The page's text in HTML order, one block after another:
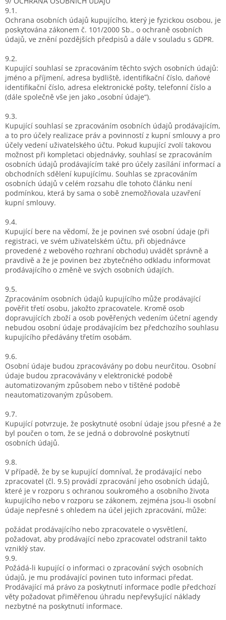
9.1.
Ochrana osobních údajů kupujícího, který je fyzickou osobou, je
poskytována zákonem č. 101/2000 Sb., o ochraně osobních
údajů, ve znění pozdějších předpisů a dále v souladu s GDPR.
9.2.
Kupující souhlasí se zpracováním těchto svých osobních údajů:
jméno a příjmení, adresa bydliště, identifikační číslo, daňové
identifikační číslo, adresa elektronické pošty, telefonní číslo a
(dále společně vše jen jako „osobní údaje“).
9.3.
Kupující souhlasí se zpracováním osobních údajů prodávajícím,
a to pro účely realizace práv a povinností z kupní smlouvy a pro
účely vedení uživatelského účtu. Pokud kupující zvolí takovou
možnost při kompletaci objednávky, souhlasí se zpracováním
osobních údajů prodávajícím také pro účely zasílání informací a
obchodních sdělení kupujícímu. Souhlas se zpracováním
osobních údajů v celém rozsahu dle tohoto článku není
podmínkou, která by sama o sobě znemožňovala uzavření
kupní smlouvy.
9.4.
Kupující bere na vědomí, že je povinen své osobní údaje (při
registraci, ve svém uživatelském účtu, při objednávce
provedené z webového rozhraní obchodu) uvádět správně a
pravdivě a že je povinen bez zbytečného odkladu informovat
prodávajícího o změně ve svých osobních údajích.
9.5.
Zpracováním osobních údajů kupujícího může prodávající
pověřit třetí osobu, jakožto zpracovatele. Kromě osob
dopravujících zboží a osob pověřených vedením účetní agendy
nebudou osobní údaje prodávajícím bez předchozího souhlasu
kupujícího předávány třetím osobám.
9.6.
Osobní údaje budou zpracovávány po dobu neurčitou. Osobní
údaje budou zpracovávány v elektronické podobě
automatizovaným způsobem nebo v tištěné podobě
neautomatizovaným způsobem.
9.7.
Kupující potvrzuje, že poskytnuté osobní údaje jsou přesné a že
byl poučen o tom, že se jedná o dobrovolné poskytnutí
osobních údajů.
9.8.
V případě, že by se kupující domníval, že prodávající nebo
zpracovatel (čl. 9.5) provádí zpracování jeho osobních údajů,
které je v rozporu s ochranou soukromého a osobního života
kupujícího nebo v rozporu se zákonem, zejména jsou-li osobní
údaje nepřesné s ohledem na účel jejich zpracování, může:
požádat prodávajícího nebo zpracovatele o vysvětlení,
požadovat, aby prodávající nebo zpracovatel odstranil takto
vzniklý stav.
9.9.
Požádá-li kupující o informaci o zpracování svých osobních
údajů, je mu prodávající povinen tuto informaci předat.
Prodávající má právo za poskytnutí informace podle předchozí
věty požadovat přiměřenou úhradu nepřevyšující náklady
nezbytné na poskytnutí informace.